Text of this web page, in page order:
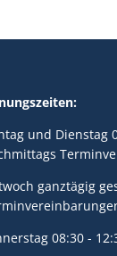
und Dienstag
ganztägig
08:30 -